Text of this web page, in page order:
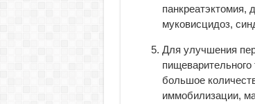
панкреатэктомия,
муковисцидоз,
Для улучшения
пищеварительного
большое
иммобилизации,